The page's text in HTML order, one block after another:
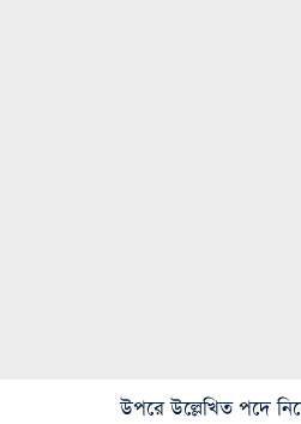
উপরে উল্লেখিত পদে